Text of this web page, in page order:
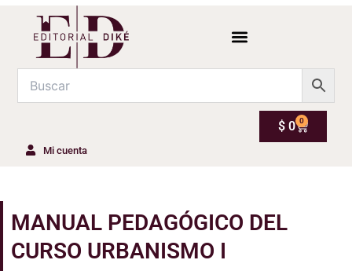
contenido
$0 0
Carrito
Mi cuenta
MANUAL PEDAGÓGICO DEL
CURSO URBANISMO I